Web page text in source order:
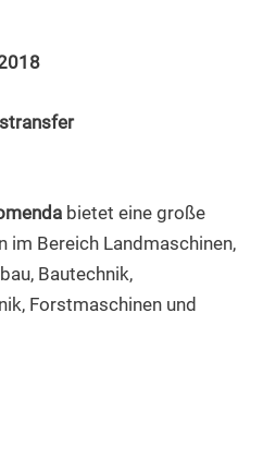
bietet eine große
im Bereich Landmaschinen,
Bautechnik,
Forstmaschinen und